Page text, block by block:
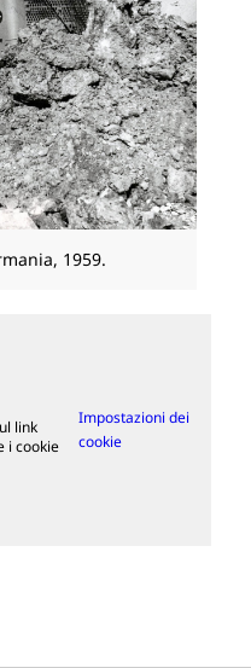
1959.
link
i cookie
Impostazioni dei
cookie